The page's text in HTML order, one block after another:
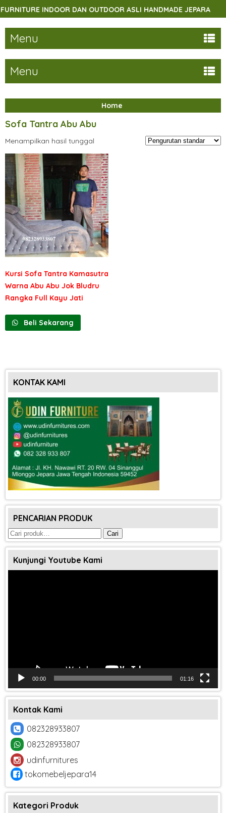
INDOOR DAN OUTDOOR ASLI HANDMADE JEPARA
Menu
Menu
Home
Sofa Tantra Abu Abu
Menampilkan hasil tunggal
Kursi Sofa Tantra Kamasutra
Warna Abu Abu Jok Bludru
Rangka Full Kayu Jati
Beli Sekarang
KONTAK KAMI
PENCARIAN PRODUK
Pencarian
untuk:
Cari
Kunjungi Youtube Kami
00:00 01:16
Kontak Kami
082328933807
082328933807
udinfurnitures
tokomebeljepara14
Kategori Produk